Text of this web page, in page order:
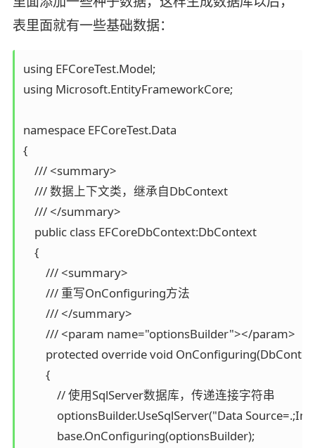
表里面就有一些基础数据：
using EFCoreTest.Model;
using Microsoft.EntityFrameworkCore;
namespace EFCoreTest.Data
{
    /// <summary>
    /// 数据上下文类，继承自DbContext
    /// </summary>
    public class EFCoreDbContext:DbContext
    {
        /// <summary>
        /// 重写OnConfiguring方法
        /// </summary>
        /// <param name="optionsBuilder"></param>
protected override void
        {
            // 使用SqlServer数据库，传递连接字符串
optionsBuilder.UseSqlServer("Data
            base.OnConfiguring(optionsBuilder);